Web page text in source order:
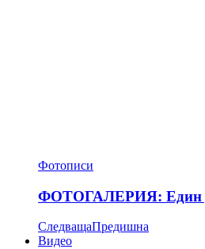
Фотописи
ФОТОГАЛЕРИЯ: Един
СледващаПредишна
Видео